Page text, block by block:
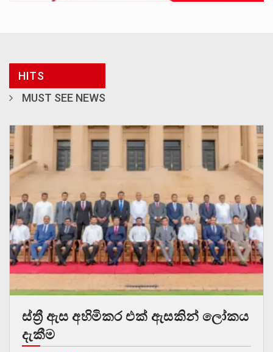
HITS
MUST SEE NEWS
ස්ත්‍රී ඇස අහිමිකර එක් ඇසකින් ලෝකය
දැකීම